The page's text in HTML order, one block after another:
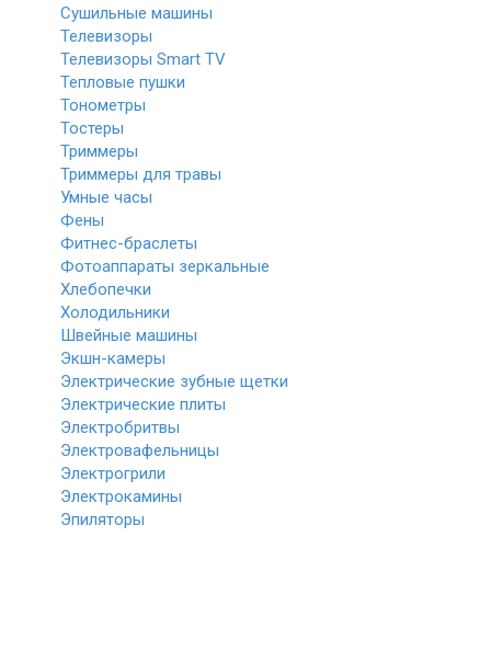
Сушильные машины
Телевизоры
Телевизоры Smart TV
Тепловые пушки
Тонометры
Тостеры
Триммеры
Триммеры для травы
Умные часы
Фены
Фитнес-браслеты
Фотоаппараты зеркальные
Хлебопечки
Холодильники
Швейные машины
Экшн-камеры
Электрические зубные щетки
Электрические плиты
Электробритвы
Электровафельницы
Электрогрили
Электрокамины
Эпиляторы